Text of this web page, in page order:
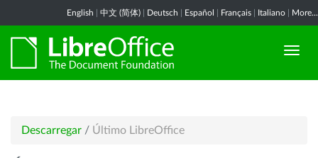
English 中文 (简体) Deutsch Español Français Italiano More...
Descarregar / Último LibreOffice